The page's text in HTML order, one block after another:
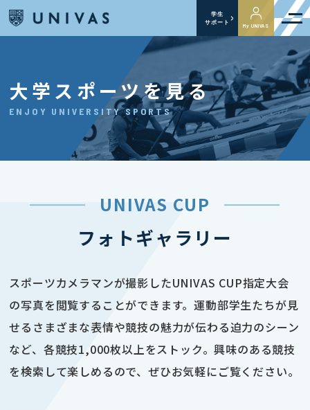
学生
サポート
My UNIVAS
大学スポーツを見る
ENJOY UNIVERSITY SPORTS
UNIVAS CUP
フォトギャラリー
スポーツカメラマンが撮影したUNIVAS CUP指定大会
の写真を閲覧することができます。運動部学生たちが見
せるさまざまな表情や競技の魅力が伝わる迫力のシーン
など、各競技1,000枚以上をストック。興味のある競技
を検索して楽しめるので、ぜひお気軽にご覧ください。